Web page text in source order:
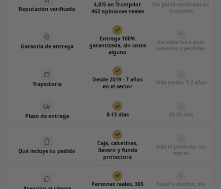
Reputación verificada
4,8/5 en Trustpilot
462 opiniones reales
Sin perfil verificado en
Trustpilot
Garantía de entrega
Entrega 100%
garantizada, sin coste
alguno
Sin cobertura ante
aduanas o pérdidas
Trayectoria
Desde 2019 · 7 años
en el sector
Vida media: 1-2 años
Plazo de entrega 8-13 días 15-20 días
Qué incluye tu pedido
Caja, calcetines,
llavero y funda
protectora
Solo el producto, sin
extras
Personas reales, 365
Email o chatbot, sin